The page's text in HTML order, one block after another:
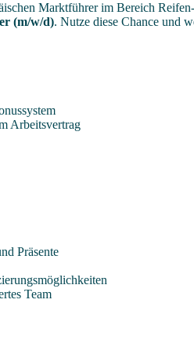
Marktführer im Bereich
(m/w/d). Nutze diese Chance und
Arbeitsvertrag
Präsente
Team